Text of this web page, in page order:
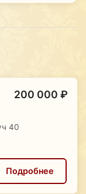
200 000 ₽
40
Подробнее